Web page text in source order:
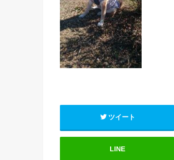
ツイート
LINE